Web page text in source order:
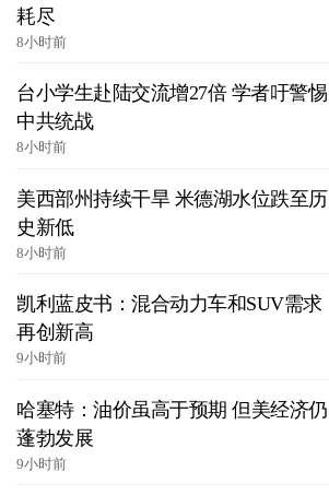
耗尽
8小时前
台小学生赴陆交流增27倍 学者吁警惕
中共统战
8小时前
美西部州持续干旱 米德湖水位跌至历
史新低
8小时前
凯利蓝皮书：混合动力车和SUV需求
再创新高
9小时前
哈塞特：油价虽高于预期 但美经济仍
蓬勃发展
9小时前